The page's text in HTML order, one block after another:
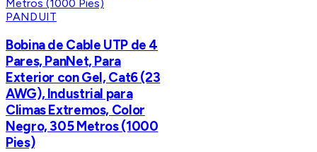
PANDUIT
Bobina de Cable UTP de 4
Pares, PanNet, Para
Exterior con Gel, Cat6 (23
AWG), Industrial para
Climas Extremos, Color
Negro, 305 Metros (1000
Pies)